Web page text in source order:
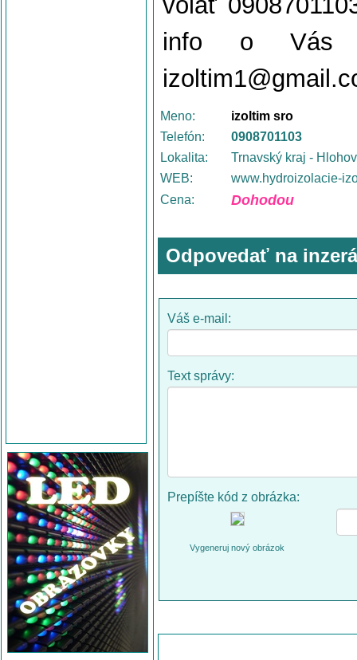
info o Vás
Meno:
izoltim sro
Telefón:
0908701103
Lokalita:
Trnavský kraj -
WEB:
www.hydroizolacie-
Cena:
Dohodou
Odpovedať na
Váš e-mail:
Text správy:
Prepíšte kód z obrázka:
Vygeneruj nový obrázok